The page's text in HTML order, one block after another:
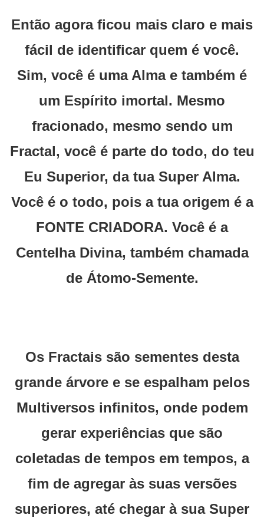
Então agora ficou mais claro e mais
fácil de identificar quem é você.
Sim, você é uma Alma e também é
um Espírito imortal. Mesmo
fracionado, mesmo sendo um
Fractal, você é parte do todo, do teu
Eu Superior, da tua Super Alma.
Você é o todo, pois a tua origem é a
FONTE CRIADORA. Você é a
Centelha Divina, também chamada
de Átomo-Semente.
Os Fractais são sementes desta
grande árvore e se espalham pelos
Multiversos infinitos, onde podem
gerar experiências que são
coletadas de tempos em tempos, a
fim de agregar às suas versões
superiores, até chegar à sua Super